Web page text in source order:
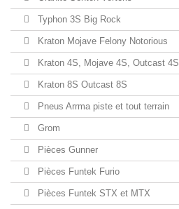
Typhon 3S Big Rock
Kraton Mojave Felony Notorious
Kraton 4S, Mojave 4S, Outcast 4S
Kraton 8S Outcast 8S
Pneus Arrma piste et tout terrain
Grom
Pièces Gunner
Pièces Funtek Furio
Pièces Funtek STX et MTX